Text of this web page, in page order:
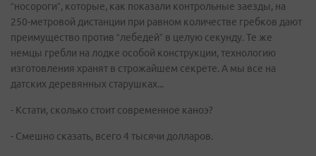
“носороги”, которые, как показали контрольные заезды, на
250-метровой дистанции при равном количестве гребков дают
преимущество против “лебедей” в целую секунду. Те же
немцы гребли на лодке особой конструкции, технологию
изготовления хранят в строжайшем секрете. А мы все на
датских деревянных старушках...
- Кстати, сколько стоит современное каноэ?
- Смешно сказать, всего 4 тысячи долларов.